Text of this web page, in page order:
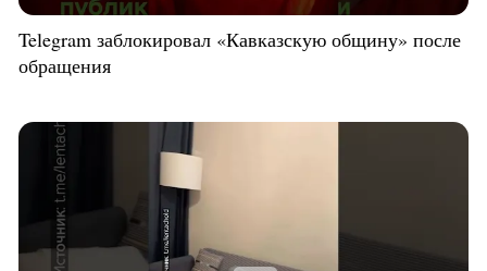
Telegram заблокировал «Кавказскую общину» после
обращения